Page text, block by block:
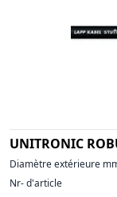
UNITRONIC
Diamètre extérieure
Nr- d'article